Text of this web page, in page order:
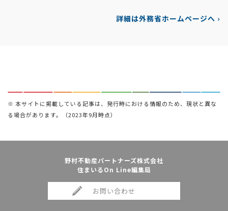
詳細は外務省ホームページへ ›
※ 本サイトに掲載している記事は、発行時における情報のため、現状と異な
る場合があります。（2023年9月時点）
野村不動産パートナーズ株式会社
住まいるOn Line編集局
お問い合わせ